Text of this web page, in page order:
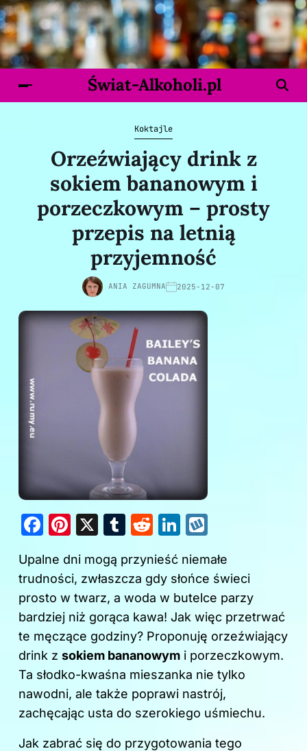
Świat-Alkoholi.pl
Koktajle
Orzeźwiający drink z
sokiem bananowym i
porzeczkowym – prosty
przepis na letnią
przyjemność
ANIA ZAGUMNA 2025-12-07
F
c
e
b
o
o
k
Pi
er
e
st
X
T
m
bl
r
R
d
di
t
Li
k
e
dI
n
k
o
p
Upalne dni mogą przynieść niemałe
trudności, zwłaszcza gdy słońce świeci
prosto w twarz, a woda w butelce parzy
bardziej niż gorąca kawa! Jak więc przetrwać
te męczące godziny? Proponuję orzeźwiający
drink z sokiem bananowym i porzeczkowym.
Ta słodko-kwaśna mieszanka nie tylko
nawodni, ale także poprawi nastrój,
zachęcając usta do szerokiego uśmiechu.
Jak zabrać się do przygotowania tego